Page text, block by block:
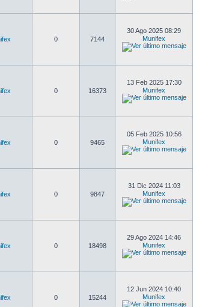
0 7144
30 Ago 2025 08:29
Munifex
0 16373
13 Feb 2025 17:30
Munifex
0 9465
05 Feb 2025 10:56
Munifex
0 9847
31 Dic 2024 11:03
Munifex
0 18498
29 Ago 2024 14:46
Munifex
0 15244
12 Jun 2024 10:40
Munifex